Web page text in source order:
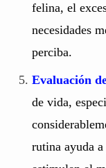
felina, el
necesidades
perciba.
Evaluación
de vida,
rutina ayuda